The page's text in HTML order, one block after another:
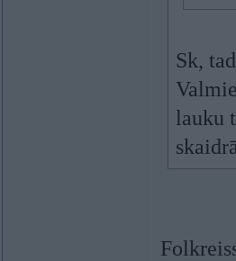
Sk,
lauku